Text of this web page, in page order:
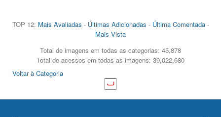
TOP 12: Mais Avaliadas - Últimas Adicionadas - Última Comentada-
Mais Vista
Total de imagens em todas as categorias: 45,878
Total de acessos em todas as imagens: 39,022,680
Voltar à Categoria